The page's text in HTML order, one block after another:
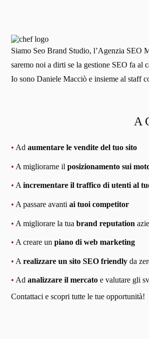
Siamo Seo Brand Studio, l’Agenzia SEO
saremo noi a dirti se la gestione SEO fa al
Io sono Daniele Macciò e insieme al
A
• Ad aumentare le vendite del tuo sito
• A migliorarne il posizionamento sui
• A incrementare il traffico di utenti al
• A passare avanti ai tuoi competitor
• A migliorare la tua brand reputation
• A creare un piano di web marketing
• A realizzare un sito SEO friendly da
• Ad analizzare il mercato e valutare gli
Contattaci e scopri tutte le tue opportunità!